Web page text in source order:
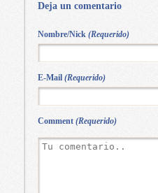
Deja un comentario
Comment (Requerido)
Nombre/Nick (Requerido)
E-Mail (Requerido)